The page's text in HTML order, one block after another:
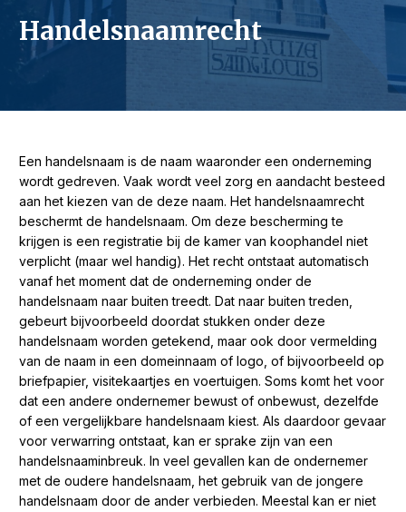
Handelsnaamrecht
Een handelsnaam is de naam waaronder een onderneming
wordt gedreven. Vaak wordt veel zorg en aandacht besteed
aan het kiezen van de deze naam. Het handelsnaamrecht
beschermt de handelsnaam. Om deze bescherming te
krijgen is een registratie bij de kamer van koophandel niet
verplicht (maar wel handig). Het recht ontstaat automatisch
vanaf het moment dat de onderneming onder de
handelsnaam naar buiten treedt. Dat naar buiten treden,
gebeurt bijvoorbeeld doordat stukken onder deze
handelsnaam worden getekend, maar ook door vermelding
van de naam in een domeinnaam of logo, of bijvoorbeeld op
briefpapier, visitekaartjes en voertuigen. Soms komt het voor
dat een andere ondernemer bewust of onbewust, dezelfde
of een vergelijkbare handelsnaam kiest. Als daardoor gevaar
voor verwarring ontstaat, kan er sprake zijn van een
handelsnaaminbreuk. In veel gevallen kan de ondernemer
met de oudere handelsnaam, het gebruik van de jongere
handelsnaam door de ander verbieden. Meestal kan er niet